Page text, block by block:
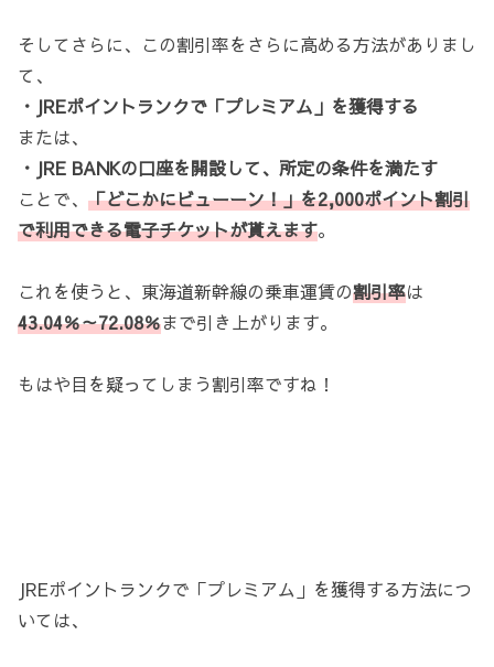
そしてさらに、この割引率をさらに高める方法がありまし
て、
・JREポイントランクで「プレミアム」を獲得する
または、
・JRE BANKの口座を開設して、所定の条件を満たす
ことで、 「どこかにビューーン！」を2,000ポイント割引
で利用できる電子チケットが貰えます。
これを使うと、東海道新幹線の乗車運賃の割引率は
43.04％～72.08％まで引き上がります。
もはや目を疑ってしまう割引率ですね！
JREポイントランクで「プレミアム」を獲得する方法につ
いては、